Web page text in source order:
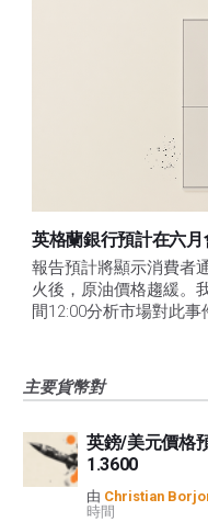
英格蘭銀行預計在六
報告預計將顯示消費者
火後，原油價格趨緩。
間12:00分析市場對此事
主要貨幣對
英鎊/美元價格
1.3600
由 Christian
時間